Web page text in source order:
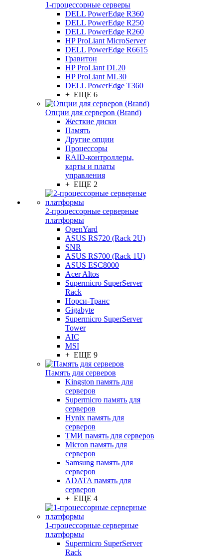
1-процессорные серверы
DELL PowerEdge R360
DELL PowerEdge R250
DELL PowerEdge R260
HP ProLiant MicroServer
DELL PowerEdge R6615
Гравитон
HP ProLiant DL20
HP ProLiant ML30
DELL PowerEdge T360
+ ЕЩЕ 6
Опции для серверов (Brand)
Жесткие диски
Память
Другие опции
Процессоры
RAID-контроллеры,
карты и платы
управления
+ ЕЩЕ 2
2-процессорные серверные
платформы
OpenYard
ASUS RS720 (Rack 2U)
SNR
ASUS RS700 (Rack 1U)
ASUS ESC8000
Acer Altos
Supermicro SuperServer
Rack
Норси-Транс
Gigabyte
Supermicro SuperServer
Tower
AIC
MSI
+ ЕЩЕ 9
Память для серверов
Kingston память для
серверов
Supermicro память для
серверов
Hynix память для
серверов
ТМИ память для серверов
Micron память для
серверов
Samsung память для
серверов
ADATA память для
серверов
+ ЕЩЕ 4
1-процессорные серверные
платформы
Supermicro SuperServer
Rack